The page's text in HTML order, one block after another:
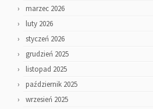
marzec 2026
luty 2026
styczeń 2026
grudzień 2025
listopad 2025
październik 2025
wrzesień 2025